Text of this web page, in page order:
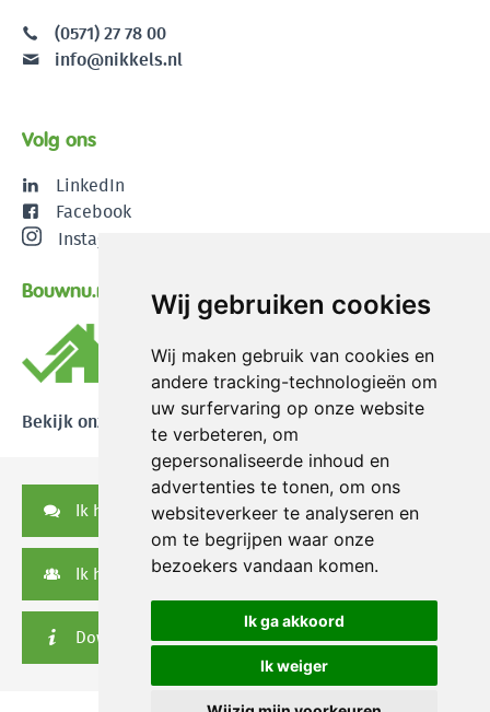
Wij gebruiken cookies
Wij maken gebruik van cookies en
andere tracking-technologieën om
uw surfervaring op onze website
te verbeteren, om
gepersonaliseerde inhoud en
advertenties te tonen, om ons
websiteverkeer te analyseren en
om te begrijpen waar onze
bezoekers vandaan komen.
Ik ga akkoord
Ik weiger
(0571) 27 78 00
info@nikkels.nl
Volg ons
LinkedIn
Facebook
Instagram
Bouwnu.nl
Bekijk onze reviews
Ik heb een vraag
Ik heb een serviceverzoek
Downloads